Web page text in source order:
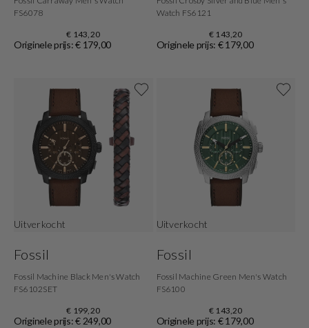
FS6078
€ 143,20
Originele prijs: € 179,00
Watch FS6121
€ 143,20
Originele prijs: € 179,00
Uitverkocht
Fossil
Fossil Machine Black Men's Watch
FS6102SET
€ 199,20
Originele prijs: € 249,00
Uitverkocht
Fossil
Fossil Machine Green Men's Watch
FS6100
€ 143,20
Originele prijs: € 179,00